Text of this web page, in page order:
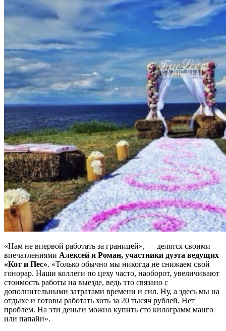
«Нам не впервой работать за границей», — делятся своими
впечатлениями Алексей и Роман, участники дуэта ведущих
«Кот и Пес». «Только обычно мы никогда не снижаем свой
гонорар. Наши коллеги по цеху часто, наоборот, увеличивают
стоимость работы на выезде, ведь это связано с
дополнительными затратами времени и сил. Ну, а здесь мы на
отдыхе и готовы работать хоть за 20 тысяч рублей. Нет
проблем. На эти деньги можно купить сто килограмм манго
или папайи».